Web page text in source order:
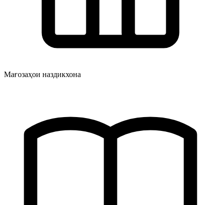
Мағозаҳои наздикхона